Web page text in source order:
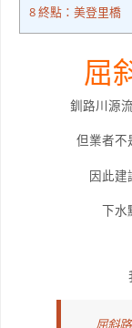
8終點：美登里橋
屈
釧路川源
但業者不
因此建
下水
屈斜